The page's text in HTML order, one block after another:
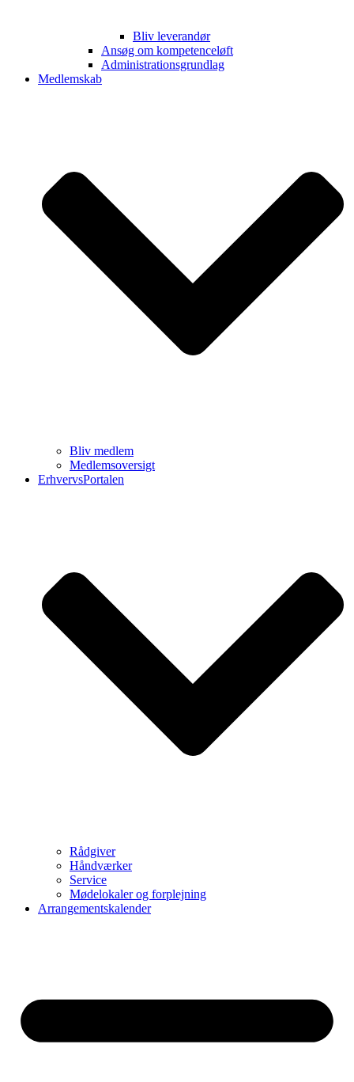
Bliv leverandør
Ansøg om kompetenceløft
Administrationsgrundlag
Medlemskab
Bliv medlem
Medlemsoversigt
ErhvervsPortalen
Rådgiver
Håndværker
Service
Mødelokaler og forplejning
Arrangementskalender